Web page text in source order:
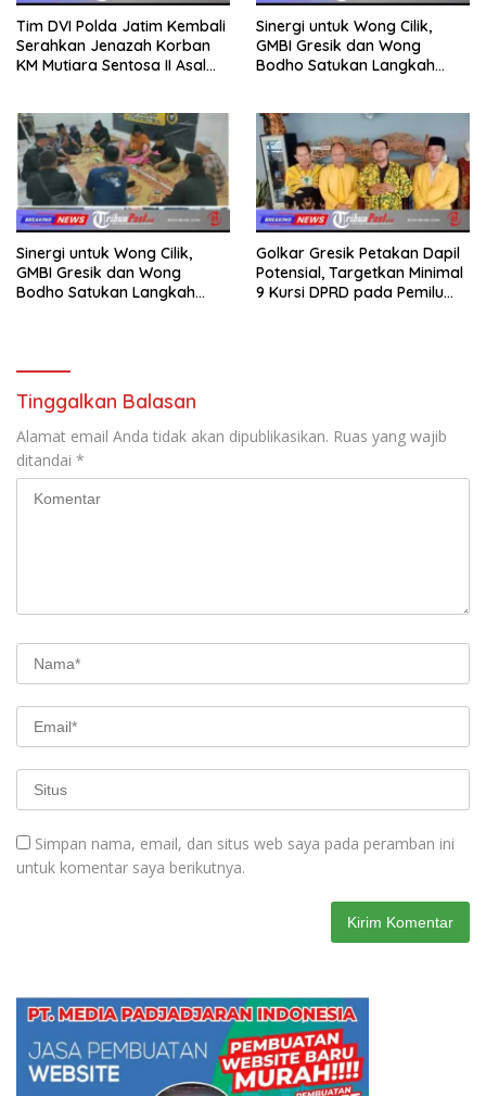
Tim DVI Polda Jatim Kembali
Serahkan Jenazah Korban
KM Mutiara Sentosa II Asal
Sinergi untuk Wong Cilik,
GMBI Gresik dan Wong
Bodho Satukan Langkah
Sinergi untuk Wong Cilik,
GMBI Gresik dan Wong
Bodho Satukan Langkah
Golkar Gresik Petakan Dapil
Potensial, Targetkan Minimal
9 Kursi DPRD pada Pemilu
Tinggalkan Balasan
Alamat email Anda tidak akan dipublikasikan. Ruas yang wajib
ditandai *
Simpan nama, email, dan situs web saya pada peramban ini
untuk komentar saya berikutnya.